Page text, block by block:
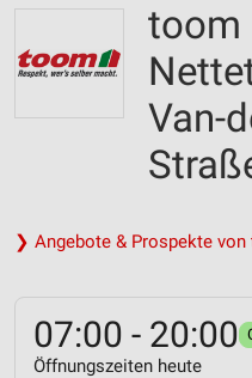
toom
Van-
❯ Angebote & Prospekte
07:00 - 20:00
Öffnungszeiten heute